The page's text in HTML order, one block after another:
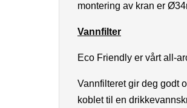
montering av kran er
Vannfilter
Eco Friendly er vårt all-
Vannfilteret gir deg godt
koblet til en